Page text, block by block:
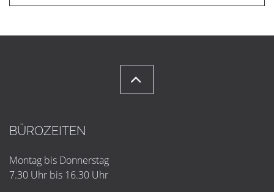
BÜROZEITEN
Montag bis Donnerstag
7.30 Uhr bis 16.30 Uhr